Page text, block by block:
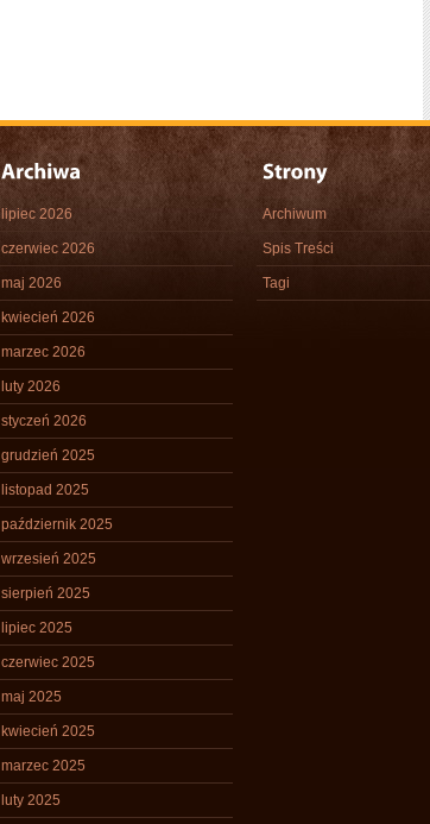
lipiec 2026
czerwiec 2026
maj 2026
kwiecień 2026
marzec 2026
luty 2026
styczeń 2026
grudzień 2025
listopad 2025
październik 2025
wrzesień 2025
sierpień 2025
lipiec 2025
czerwiec 2025
maj 2025
kwiecień 2025
marzec 2025
luty 2025
Archiwum
Spis Treści
Tagi